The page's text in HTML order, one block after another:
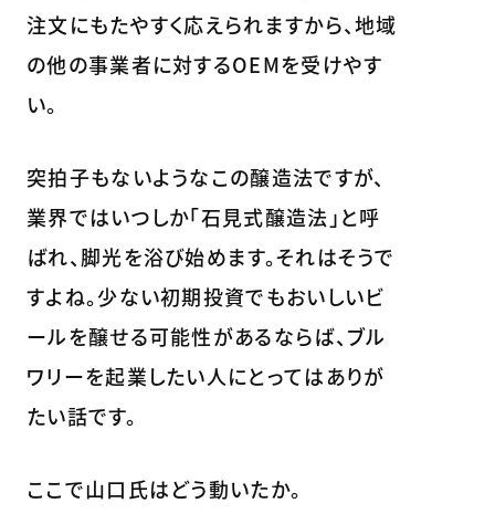
注文にもたやすく応えられますから、地域
の他の事業者に対するOEMを受けやす
い。
突拍子もないようなこの醸造法ですが、
業界ではいつしか「石見式醸造法」と呼
ばれ、脚光を浴び始めます。それはそうで
すよね。少ない初期投資でもおいしいビ
ールを醸せる可能性があるならば、ブル
ワリーを起業したい人にとってはありが
たい話です。
ここで山口氏はどう動いたか。